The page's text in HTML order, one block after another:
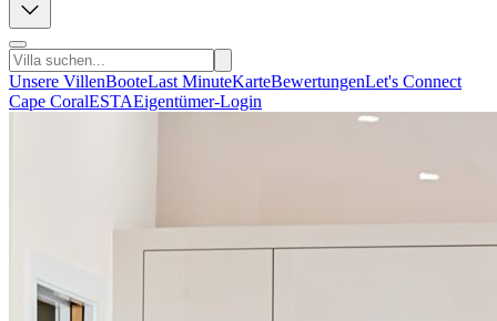
Unsere VillenBooteLast MinuteKarteBewertungenLet's Connect
Cape CoralESTAEigentümer-Login